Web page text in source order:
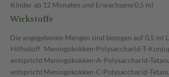
Kinder ab 12 Monaten und Erwachsene0,5 ml
Wirkstoffe
Die angegebenen Mengen sind bezogen auf 0,5 ml
Hilfsstoff Meningokokken-Polysaccharid-T-
entsprichtMeningokokken-A-Polysaccharid-
entsprichtMeningokokken-C-Polysaccharid-